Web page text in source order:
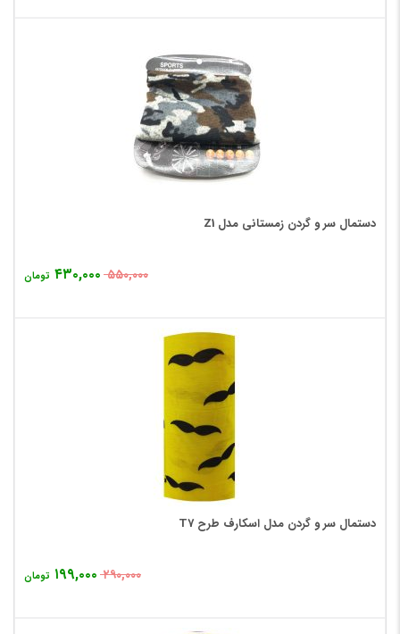
دستمال سر و گردن زمستانی مدل Z1
۵۵۰,۰۰۰ ۴۳۰,۰۰۰ تومان
دستمال سر و گردن مدل اسکارف طرح T7
۲۹۰,۰۰۰ ۱۹۹,۰۰۰ تومان